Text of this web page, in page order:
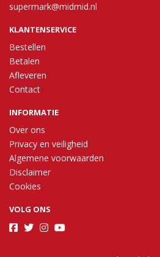
supermark@midmid.nl
KLANTENSERVICE
Bestellen
Betalen
Afleveren
Contact
INFORMATIE
Over ons
Privacy en veiligheid
Algemene voorwaarden
Disclaimer
Cookies
VOLG ONS